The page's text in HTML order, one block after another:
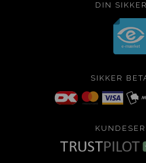
DIN
SIKKER